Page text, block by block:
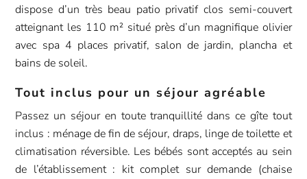
dispose d’un très beau patio privatif clos semi-couvert
atteignant les 110 m² situé près d’un magnifique olivier
avec spa 4 places privatif, salon de jardin, plancha et
bains de soleil.
Tout inclus pour un séjour agréable
Passez un séjour en toute tranquillité dans ce gîte tout
inclus : ménage de fin de séjour, draps, linge de toilette et
climatisation réversible. Les bébés sont acceptés au sein
de l’établissement : kit complet sur demande (chaise